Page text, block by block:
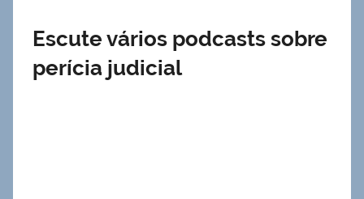
Escute vários podcasts sobre
perícia judicial